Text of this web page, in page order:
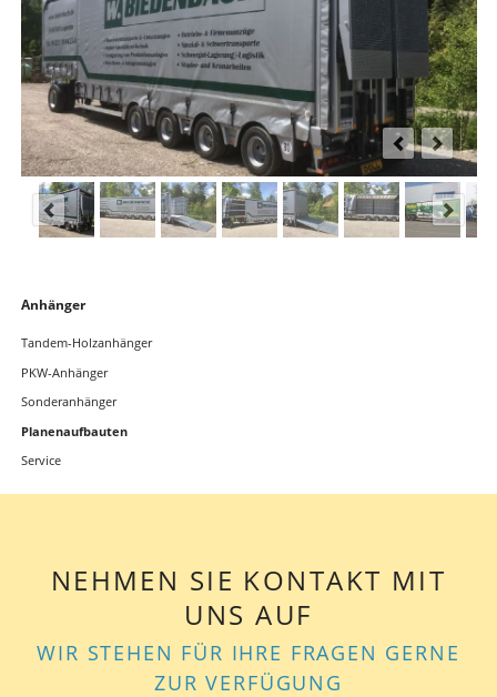
Navigation
Anhänger
Tandem-Holzanhänger
PKW-Anhänger
Sonderanhänger
Planenaufbauten
Service
NEHMEN SIE KONTAKT MIT
UNS AUF
WIR STEHEN FÜR IHRE FRAGEN GERNE
ZUR VERFÜGUNG